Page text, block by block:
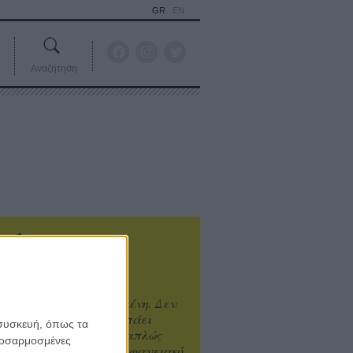
όπως τα
GR EN
Αναζήτηση
είναι υπερτιμημένη. Δεν
καλύτερο, δεν σε πάει
η επιτυχία. Είναι απλώς